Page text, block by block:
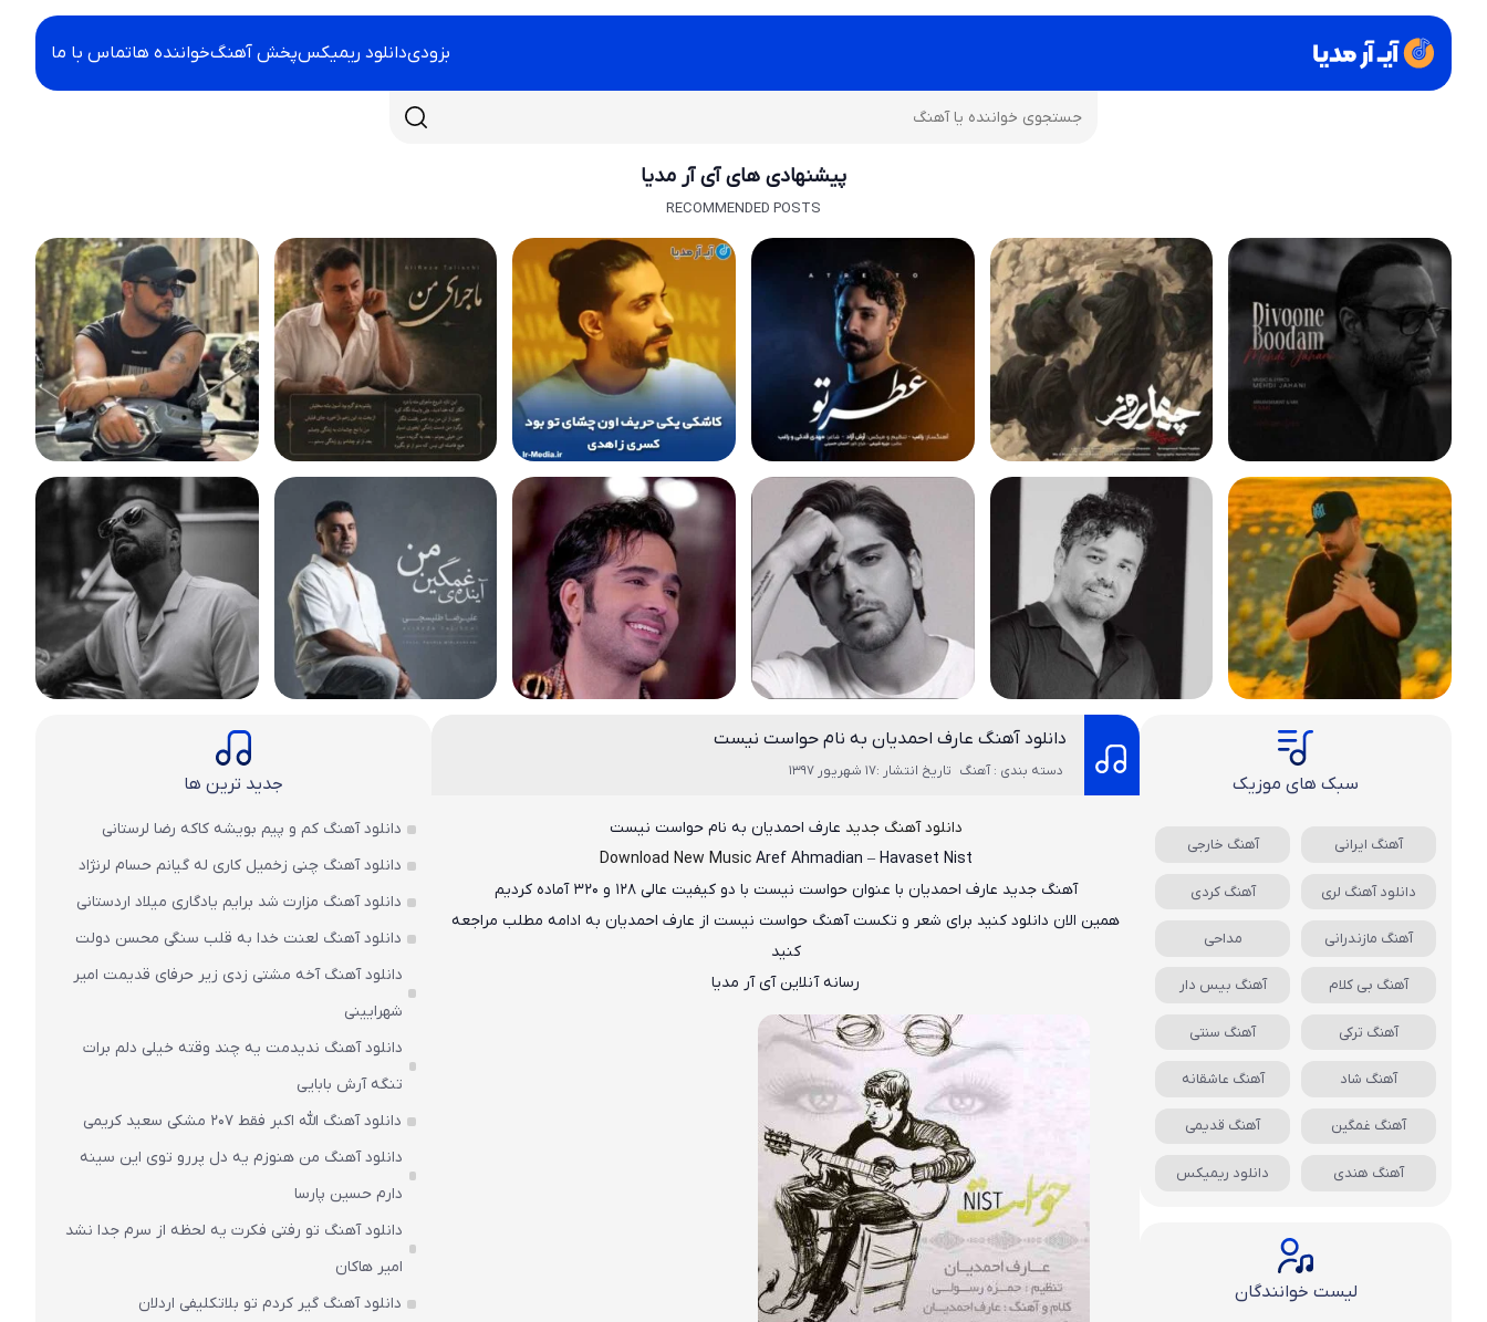
بزودیدانلود ریمیکسپخش آهنگخواننده هاتماس با ما
پیشنهادی های آی آر مدیا
RECOMMENDED POSTS
دانلود آهنگ عارف احمدیان به نام حواست نیست
دسته بندی : آهنگ تاریخ انتشار :17 شهریور 1397
دانلود آهنگ جدید عارف احمدیان به نامحواست نیست
Download New Music Aref Ahmadian – Havaset Nist
آهنگ جدید عارف احمدیان با عنوانحواست نیست با دو کیفیت عالی ۱۲۸ و ۳۲۰ آماده کردیم
همین الان دانلود کنید برای شعر و تکست آهنگ حواست نیست از عارف احمدیان به ادامه مطلب مراجعه
کنید
رسانه آنلاین آی آر مدیا
سبک های موزیک
آهنگ ایرانی آهنگ خارجی
دانلود آهنگ لری آهنگ کردی
آهنگ مازندرانی مداحی
آهنگ بی کلام آهنگ بیس دار
آهنگ ترکی آهنگ سنتی
آهنگ شاد آهنگ عاشقانه
آهنگ غمگین آهنگ قدیمی
آهنگ هندی دانلود ریمیکس
لیست خوانندگان
جدید ترین ها
دانلود آهنگ کم و پیم بویشه کاکه رضا لرستانی
دانلود آهنگ چنی زخمیل کاری له گیانم حسام لرنژاد
دانلود آهنگ مزارت شد برایم یادگاری میلاد اردستانی
دانلود آهنگ لعنت خدا به قلب سنگی محسن دولت
دانلود آهنگ آخه مشتی زدی زیر حرفای قدیمت امیر
شهرایینی
دانلود آهنگ ندیدمت یه چند وقته خیلی دلم برات
تنگه آرش بابایی
دانلود آهنگ الله اکبر فقط 207 مشکی سعید کریمی
دانلود آهنگ من هنوزم یه دل پررو توی این سینه
دارم حسین پارسا
دانلود آهنگ تو رفتی فکرت یه لحظه از سرم جدا نشد
امیر هاکان
دانلود آهنگ گیر کردم تو بلاتکلیفی اردلان